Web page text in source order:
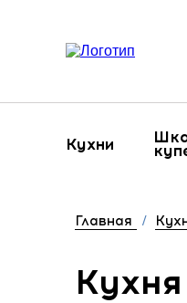
Кухни
Главная /